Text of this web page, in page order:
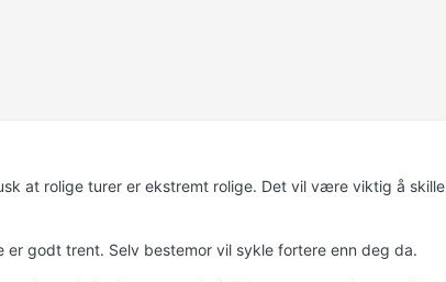
at rolige turer er ekstremt rolige. Det vil være viktig å skille
godt trent. Selv bestemor vil sykle fortere enn deg da.